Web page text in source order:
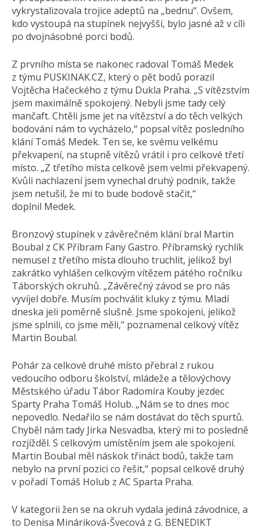
vykrystalizovala trojice adeptů na „bednu“. Ovšem,
kdo vystoupá na stupínek nejvyšší, bylo jasné až v cíli
po dvojnásobné porci bodů.
Z prvního místa se nakonec radoval Tomáš Medek
z týmu PUSKINAK.CZ, který o pět bodů porazil
Vojtěcha Hačeckého z týmu Dukla Praha. „S vítězstvím
jsem maximálně spokojený. Nebyli jsme tady celý
mančaft. Chtěli jsme jet na vítězství a do těch velkých
bodování nám to vycházelo,“ popsal vítěz posledního
klání Tomáš Medek. Ten se, ke svému velkému
překvapení, na stupně vítězů vrátil i pro celkové třetí
místo. „Z třetího místa celkově jsem velmi překvapený.
Kvůli nachlazení jsem vynechal druhý podnik, takže
jsem netušil, že mi to bude bodově stačit,“
doplnil Medek.
Bronzový stupínek v závěrečném klání bral Martin
Boubal z CK Příbram Fany Gastro. Příbramský rychlík
nemusel z třetího místa dlouho truchlit, jelikož byl
zakrátko vyhlášen celkovým vítězem pátého ročníku
Táborských okruhů. „Závěrečný závod se pro nás
vyvíjel dobře. Musím pochválit kluky z týmu. Mladí
dneska jeli poměrně slušně. Jsme spokojeni, jelikož
jsme splnili, co jsme měli,“ poznamenal celkový vítěz
Martin Boubal.
Pohár za celkové druhé místo přebral z rukou
vedoucího odboru školství, mládeže a tělovýchovy
Městského úřadu Tábor Radomíra Kouby jezdec
Sparty Praha Tomáš Holub. „Nám se to dnes moc
nepovedlo. Nedařilo se nám dostávat do těch spurtů.
Chyběl nám tady Jirka Nesvadba, který mi to posledně
rozjížděl. S celkovým umístěním jsem ale spokojení.
Martin Boubal měl náskok třináct bodů, takže tam
nebylo na první pozici co řešit,“ popsal celkově druhý
v pořadí Tomáš Holub z AC Sparta Praha.
V kategorii žen se na okruh vydala jediná závodnice, a
to Denisa Mináriková-Švecová z G. BENEDIKT